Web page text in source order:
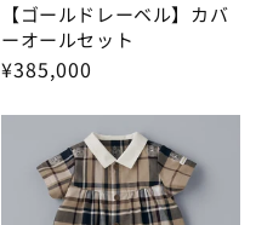
【ゴールドレーベル】カバ
ーオールセット
¥385,000